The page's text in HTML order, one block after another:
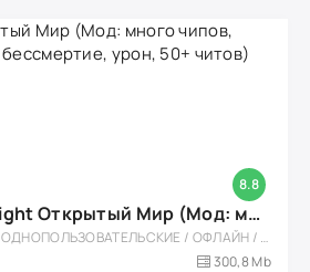
8.8
Toilet Fight Открытый Мир (Мод: много чипов, денег, все открыто, бессмертие, урон, 50+ читов)
АРКАДЫ / ОДНОПОЛЬЗОВАТЕЛЬСКИЕ / ОФЛАЙН / МОД / РОЛЕВЫЕ / ШУТЕРЫ / ОТКРЫТЫЙ МИР / ВСТРОЕННЫЙ КЕШ / 3D / ЭКШЕНЫ / ТУАЛЕТНЫЕ ВОЙНЫ / ДЛЯ ДЕТЕЙ
300,8 Mb